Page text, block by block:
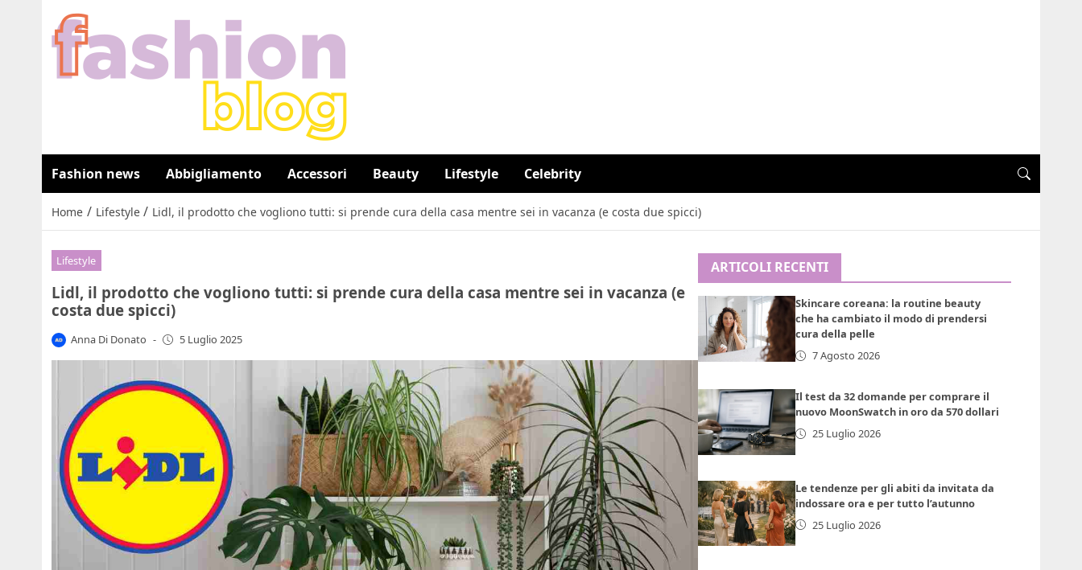
Fashion news Abbigliamento Accessori Beauty Lifestyle Celebrity
Home / Lifestyle / Lidl, il prodotto che vogliono tutti: si prende cura della casa mentre sei in vacanza (e costa due spicci)
Lifestyle
Lidl, il prodotto che vogliono tutti: si prende cura della casa mentre sei in vacanza (e
costa due spicci)
Anna Di Donato - 5 Luglio 2025
ARTICOLI RECENTI
Skincare coreana: la routine beauty
che ha cambiato il modo di prendersi
cura della pelle
7 Agosto 2026
Il test da 32 domande per comprare il
nuovo MoonSwatch in oro da 570 dollari
25 Luglio 2026
Le tendenze per gli abiti da invitata da
indossare ora e per tutto l’autunno
25 Luglio 2026